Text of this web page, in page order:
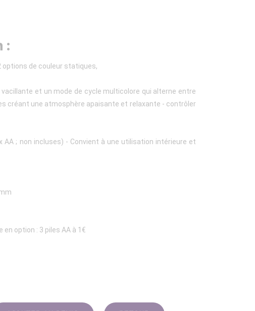
:
options de couleur statiques,
et un mode de cycle multicolore qui alterne entre
créant une atmosphère apaisante et relaxante - contrôler
AA ; non incluses) - Convient à une utilisation intérieure et
option : 3 piles AA à 1€